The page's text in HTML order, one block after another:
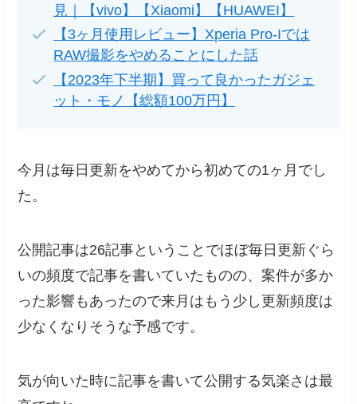
見｜【vivo】【Xiaomi】【HUAWEI】
【3ヶ月使用レビュー】Xperia Pro-Iでは
RAW撮影をやめることにした話
【2023年下半期】買って良かったガジェ
ット・モノ【総額100万円】
今月は毎日更新をやめてから初めての1ヶ月でし
た。
公開記事は26記事ということでほぼ毎日更新ぐら
いの頻度で記事を書いていたものの、案件が多か
った影響もあったので来月はもう少し更新頻度は
少なくなりそうな予感です。
気が向いた時に記事を書いて公開する気楽さは最